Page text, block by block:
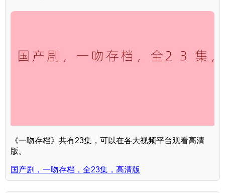
《一吻存档》共有23集，可以在各大视频平台观看高清
版。
国产剧，一吻存档，全23集，高清版